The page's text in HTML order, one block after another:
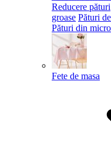
Reducere pături
groase Pături
Pături din
Fete de masa